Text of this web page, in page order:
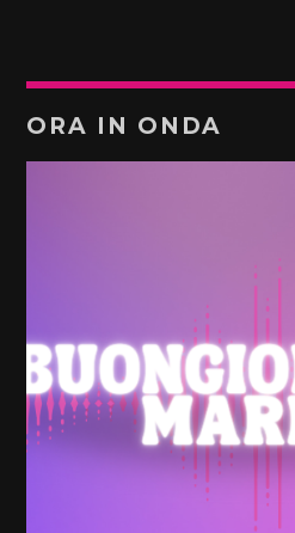
ORA IN ONDA